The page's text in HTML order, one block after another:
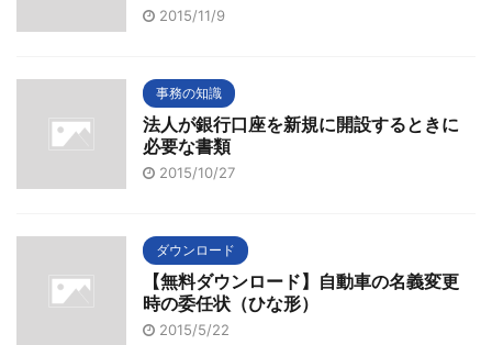
2015/11/9
事務の知識
法人が銀行口座を新規に開設するときに
必要な書類
2015/10/27
ダウンロード
【無料ダウンロード】自動車の名義変更
時の委任状（ひな形）
2015/5/22